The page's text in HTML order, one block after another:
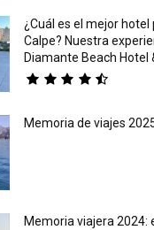
¿Cuál es el mejor hotel
Calpe? Nuestra
Diamante Beach Hotel
Memoria de viajes
Memoria viajera 2024: